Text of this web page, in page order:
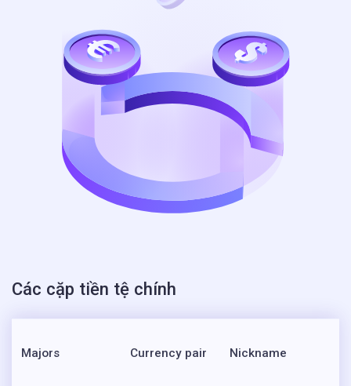
Các cặp tiền tệ chính
Majors Currency pair Nickname